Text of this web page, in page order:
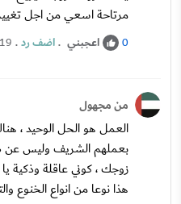
مرتاحة اسعي من اجل
0 اعجبني .اضف رد.
من مجهول
العمل هو الحل الوحيد ،
بعملهم الشريف وليس عن
زوجك ، كوني عاقلة وذكية
هذا نوعا من انواع الخنوع